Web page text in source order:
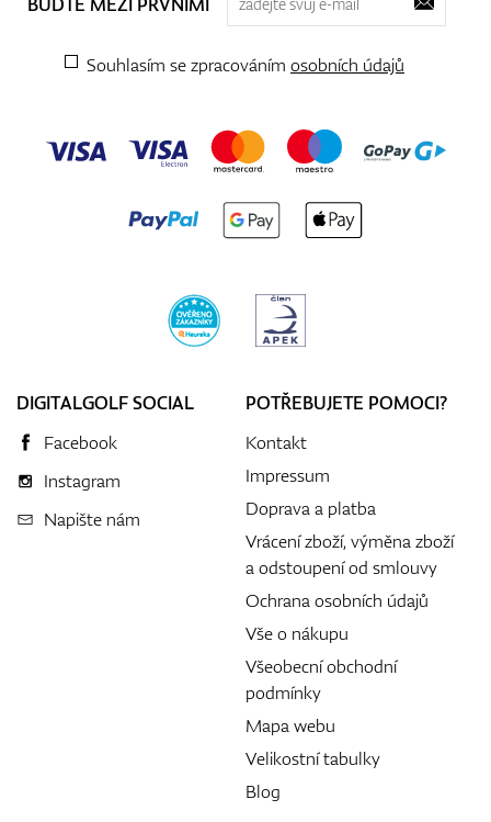
Souhlasím se zpracováním osobních údajů
DIGITALGOLF SOCIAL
Facebook
Instagram
Napište nám
POTŘEBUJETE POMOCI?
Kontakt
Impressum
Doprava a platba
Vrácení zboží, výměna zboží
a odstoupení od smlouvy
Ochrana osobních údajů
Vše o nákupu
Všeobecní obchodní
podmínky
Mapa webu
Velikostní tabulky
Blog